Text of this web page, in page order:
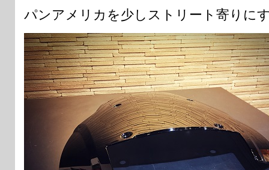
パンアメリカを少しストリート寄りに